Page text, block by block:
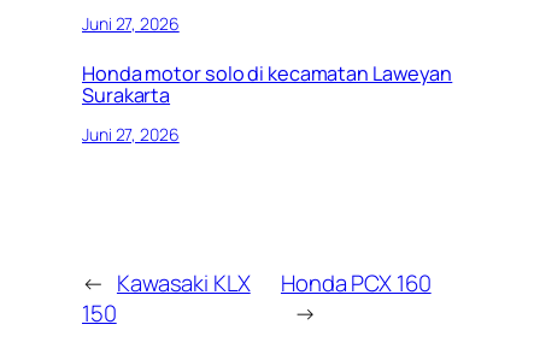
Juni 27, 2026
Honda motor solo di kecamatan Laweyan
Surakarta
Juni 27, 2026
← Kawasaki KLX
150
Honda PCX 160
→